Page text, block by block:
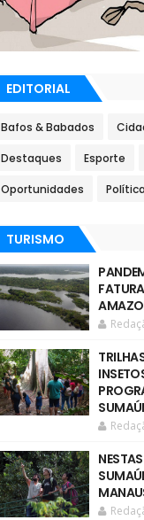
EDITORIAL
Bafos & Babados
Destaques Esporte
Oportunidades Política
TURISMO